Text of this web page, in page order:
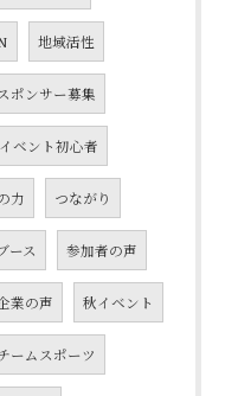
地域活性
スポンサー募集
ベント初心者
力 つながり
ース 参加者の声
業の声 秋イベント
ームスポーツ